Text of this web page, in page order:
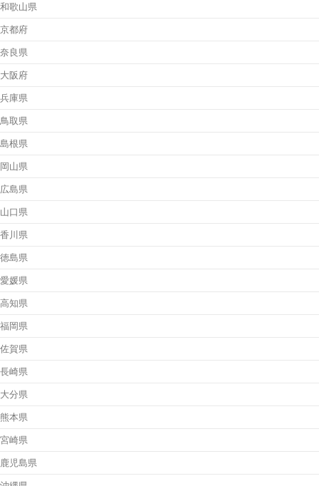
和歌山県
京都府
奈良県
大阪府
兵庫県
鳥取県
島根県
岡山県
広島県
山口県
香川県
徳島県
愛媛県
高知県
福岡県
佐賀県
長崎県
大分県
熊本県
宮崎県
鹿児島県